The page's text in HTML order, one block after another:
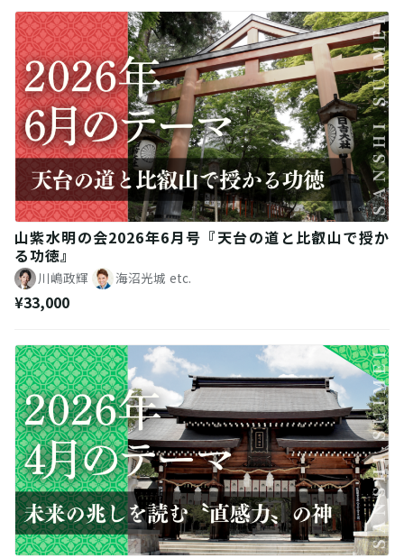
越し、お金…、などの悩み）に乗り、3000人以上を開
運へと導く。大学卒業後は、北極老人の一門によって
設立されたグレイトティーチャー株式会社の占い師と
して活動。 ウワサがウワサを呼び、優良企業の経営
者、有名コンサルタント、ベストセラー作家、セミナ
ー講師、占い師、ヒーラーなどの著名人も、お忍びで
通うようになる。 特に、占いや精神世界に深く精通し
ている人ほど、北極流の奥深さに驚嘆。 占い鑑定やセ
ミナーを行いながら、著書『女神になれる本』にちな
んだ講座も開催。参加者の中には、わずか1ヶ月で運命
の人と出会って電撃結婚した OLさん（現在は海外在
住）。 不妊でケンカばかりの夫婦関係が改善して妊娠
した主婦。 突然、ご縁に恵まれて転職し、天職と言え
るような理想の仕事にめぐり会えたキャリアウーマ
ン。 大手企業でベテラン営業マンを追い抜いて、営業
成績全国一位になった新人社員の女性。など、人生が
大きく変わった人たちが多数。
山紫水明の会2026年6月号『天台の道と比叡山で授か
る功徳』
川嶋政輝 海沼光城 etc.
¥33,000